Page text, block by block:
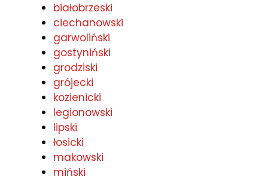
białobrzeski
ciechanowski
garwoliński
gostyniński
grodziski
grójecki
kozienicki
legionowski
lipski
łosicki
makowski
miński